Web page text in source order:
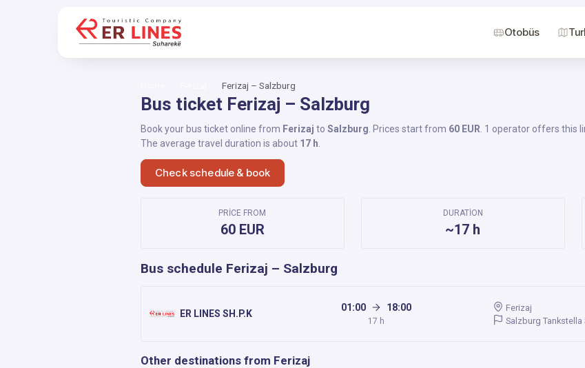
Otobüs
Ferizaj – Salzburg
Bus ticket Ferizaj – Salzburg
Book your bus ticket online from Ferizaj to Salzburg . Prices start from 60 EUR . 1 operator offers this
The average travel duration is about 17 h
Check schedule & book
PRICE FROM
60 EUR
DURATION
~17 h
Bus schedule Ferizaj – Salzburg
ER LINES SH.P.K
01:00 18:00
17 h
Ferizaj
Salzburg Tankstella
Other destinations from Ferizaj